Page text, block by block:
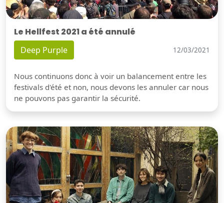
Le Hellfest 2021 a été annulé
Deep Purple 12/03/2021
Nous continuons donc à voir un balancement entre les
festivals d'été et non, nous devons les annuler car nous
ne pouvons pas garantir la sécurité.